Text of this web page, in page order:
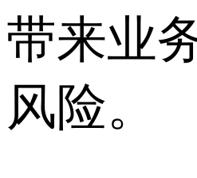
带来业
风险。